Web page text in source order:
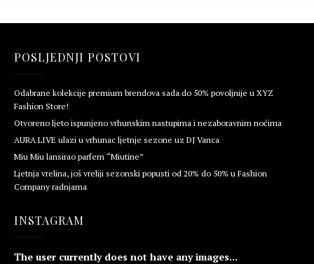
POSLJEDNJI POSTOVI
Odabrane kolekcije premium brendova sada do 50% povoljnije u XYZ
Fashion Store!
Otvoreno ljeto ispunjeno vrhunskim nastupima i nezaboravnim noćima
AURA LIVE ulazi u vrhunac ljetnje sezone uz DJ Vanca
Miu Miu lansirao parfem “Miutine”
Ljetnja vrelina, još vreliji sezonski popusti od 20% do 50% u Fashion
Company radnjama
INSTAGRAM
The user currently does not have any images...